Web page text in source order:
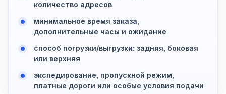
количество адресов
минимальное время заказа,
дополнительные часы и ожидание
способ погрузки/выгрузки: задняя, боковая
или верхняя
экспедирование, пропускной режим,
платные дороги или особые условия подачи